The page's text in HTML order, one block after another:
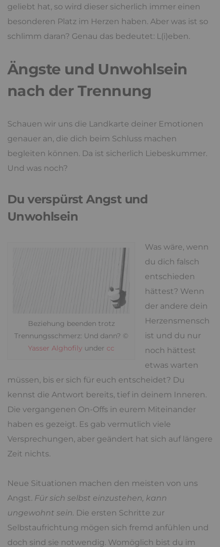
geliebt hat, so wird dieser sicherlich immer einen
besonderen Platz im Herzen haben. Aber was ist so
schlimm daran? Genau das bedeutet: L(i)eben.
Ängste und Unwohlsein
nach der Trennung
Schauen wir uns die Landkarte deiner Emotionen
genauer an, die dich beim Schluss machen
begleiten können. Da ist sicherlich Liebeskummer.
Und was noch?
Du verspürst Angst und
Unwohlsein
Beziehung beenden trotz
Trennungsschmerz: Und dann? ©
Yasser Alghofily under cc
Was wäre, wenn
du dich falsch
entschieden
hättest? Wenn
der andere dein
Herzensmensch
ist und du nur
noch hättest
etwas warten
müssen, bis er sich für euch entscheidet? Du
kennst die Antwort bereits, tief in deinem Inneren.
Die vergangenen On-Offs in eurem Miteinander
haben es gezeigt. Es gab vermutlich viele
Versprechungen, aber geändert hat sich auf längere
Zeit nichts.
Neue Situationen machen den meisten von uns
Angst. Für sich selbst einzustehen, kann
ungewohnt sein. Die ersten Schritte zur
Selbstaufrichtung mögen sich fremd anfühlen und
doch sind sie notwendig. Womöglich bist du im